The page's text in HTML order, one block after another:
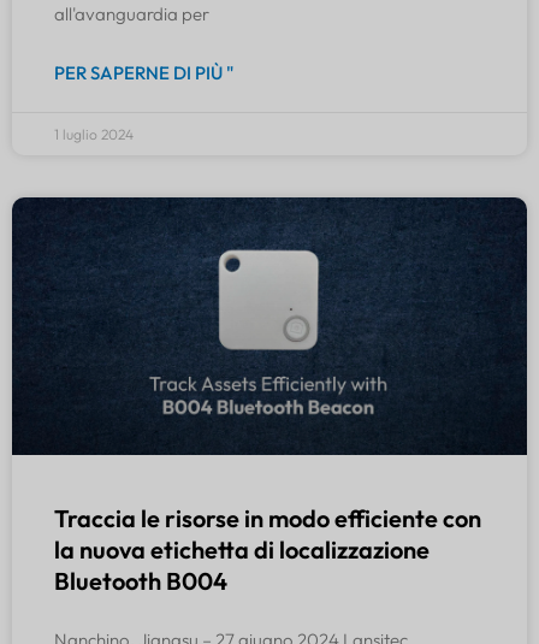
all'avanguardia per
PER SAPERNE DI PIÙ "
1 luglio 2024
Traccia le risorse in modo efficiente con
la nuova etichetta di localizzazione
Bluetooth B004